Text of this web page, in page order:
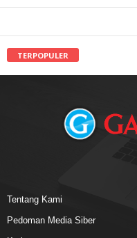
TERPOPULER
Tentang Kami
Pedoman Media Siber